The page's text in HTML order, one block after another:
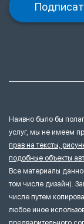
Наивно было бы
услуг, мы не имеем
прав на тексты,
подобные объекты
Все материалы
том числе дизайн).
числе путем
любое иное